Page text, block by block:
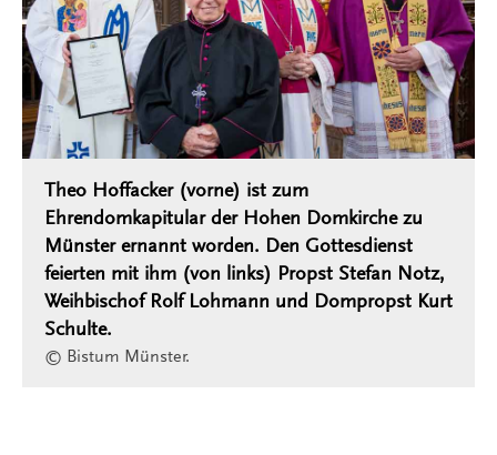
Theo Hoffacker (vorne) ist zum
Ehrendomkapitular der Hohen Domkirche zu
Münster ernannt worden. Den Gottesdienst
feierten mit ihm (von links) Propst Stefan Notz,
Weihbischof Rolf Lohmann und Dompropst Kurt
Schulte.
© Bistum Münster.